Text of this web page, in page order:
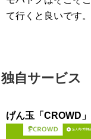
て行くと良いです。
独自サービス
げん玉「CROWD」